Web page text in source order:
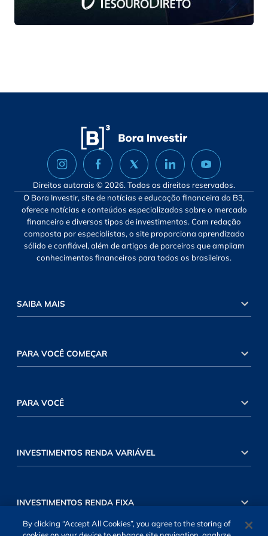
Direitos autorais © 2026. Todos os direitos reservados.
O Bora Investir, site de notícias e educação financeira da B3,
oferece notícias e conteúdos especializados sobre o mercado
financeiro e diversos tipos de investimentos. Com redação
composta por especialistas, o site proporciona aprendizado
sólido e confiável, além de artigos de parceiros que ampliam
conhecimentos financeiros para todos os brasileiros.
SAIBA MAIS
PARA VOCÊ COMEÇAR
PARA VOCÊ
INVESTIMENTOS RENDA VARIÁVEL
INVESTIMENTOS RENDA FIXA
By clicking “Accept All Cookies”, you agree to the storing of